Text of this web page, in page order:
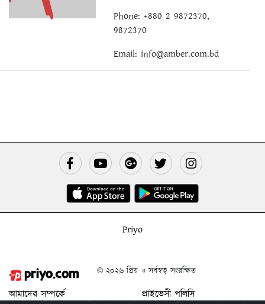
Phone: +880 2 9872370,
9872370
Email: info@amber.com.bd
Priyo
© ২০২৬ প্রিয় ॥ সর্বস্বত্ব সংরক্ষিত
আমাদের সম্পর্কে
প্রাইভেসী পলিসি